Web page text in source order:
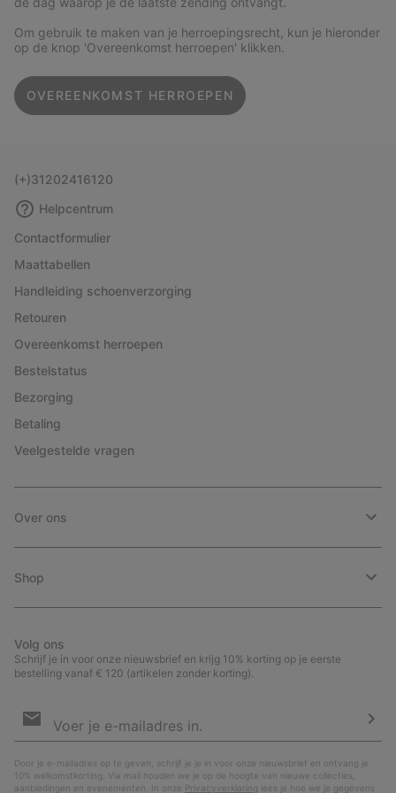
Om gebruik te maken van je herroepingsrecht, kun je hieronder
op de knop 'Overeenkomst herroepen' klikken.
OVEREENKOMST HERROEPEN
(+)31202416120
Helpcentrum
Contactformulier
Maattabellen
Handleiding schoenverzorging
Retouren
Overeenkomst herroepen
Bestelstatus
Bezorging
Betaling
Veelgestelde vragen
Over ons
Shop
Volg ons
Schrijf je in voor onze nieuwsbrief en krijg 10% korting op je eerste
bestelling vanaf € 120 (artikelen zonder korting).
voor
Door je e-mailadres op te geven, schrijf je je in voor onze nieuwsbrief en ontvang je
10% welkomstkorting. Via mail houden we je op de hoogte van nieuwe collecties,
aanbiedingen en evenementen. In onze Privacyverklaring lees je hoe we je gegevens